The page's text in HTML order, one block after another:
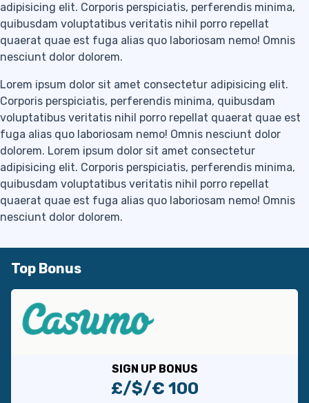
adipisicing elit. Corporis perspiciatis, perferendis minima,
quibusdam voluptatibus veritatis nihil porro repellat
quaerat quae est fuga alias quo laboriosam nemo! Omnis
nesciunt dolor dolorem.
Lorem ipsum dolor sit amet consectetur adipisicing elit.
Corporis perspiciatis, perferendis minima, quibusdam
voluptatibus veritatis nihil porro repellat quaerat quae est
fuga alias quo laboriosam nemo! Omnis nesciunt dolor
dolorem. Lorem ipsum dolor sit amet consectetur
adipisicing elit. Corporis perspiciatis, perferendis minima,
quibusdam voluptatibus veritatis nihil porro repellat
quaerat quae est fuga alias quo laboriosam nemo! Omnis
nesciunt dolor dolorem.
Top Bonus
SIGN UP BONUS
£/$/€ 100